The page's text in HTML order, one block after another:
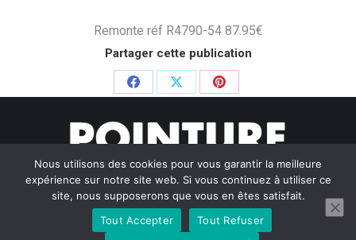
Remonte réf R4790-54 87.95€
Partager cette publication
Partager
Facebook
PartagerPartager
Pinterest
© Pointure Chausseurs - 2020. Dream-Theme — truly
Nous utilisons des cookies pour vous garantir la meilleure
expérience sur notre site web. Si vous continuez à utiliser ce
site, nous supposerons que vous en êtes satisfait.
Tout Accepter
Tout Refuser